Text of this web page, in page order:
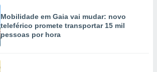
Mobilidade em Gaia vai mudar: novo
teleférico promete transportar 15 mil
pessoas por hora